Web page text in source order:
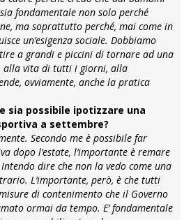
fondamentale non solo perché
ma soprattutto perché, mai come in
un’esigenza sociale. Dobbiamo
a grandi e piccini di tornare ad una
alla vita di tutti i giorni, alla
ovviamente, anche la pratica
sia possibile ipotizzare una
a settembre?
Secondo me è possibile far
dopo l’estate, l’importante è remare
dire che non la vedo come una
L’importante, però, è che tutti
di contenimento che il Governo
ormai da tempo. E’ fondamentale